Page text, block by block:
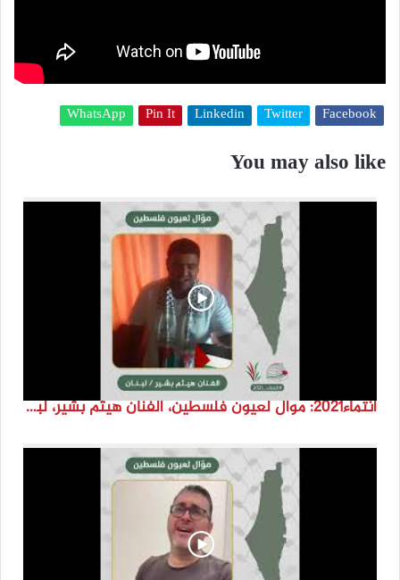
Facebook
Twitter
Linkedin
Pin It
WhatsApp
You may also like
انتماء2021: موال لعيون فلسطين، الفنان هيثم بشير، لبنان